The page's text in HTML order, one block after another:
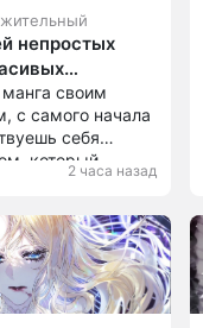
непростых
своим
с самого начала
себя
который
Много вопросов
погружаться
Н...
2 часа назад